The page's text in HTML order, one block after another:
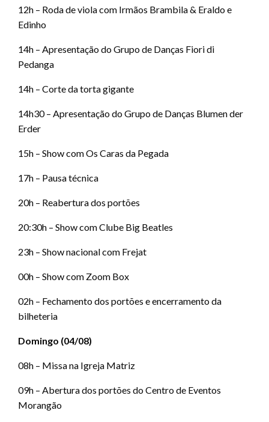
12h – Roda de viola com Irmãos Brambila & Eraldo e
Edinho
14h – Apresentação do Grupo de Danças Fiori di
Pedanga
14h – Corte da torta gigante
14h30 – Apresentação do Grupo de Danças Blumen der
Erder
15h – Show com Os Caras da Pegada
17h – Pausa técnica
20h – Reabertura dos portões
20:30h – Show com Clube Big Beatles
23h – Show nacional com Frejat
00h – Show com Zoom Box
02h – Fechamento dos portões e encerramento da
bilheteria
Domingo (04/08)
08h – Missa na Igreja Matriz
09h – Abertura dos portões do Centro de Eventos
Morangão